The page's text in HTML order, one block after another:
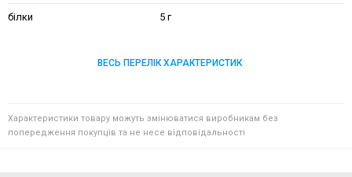
білки 5 г
ВЕСЬ ПЕРЕЛІК ХАРАКТЕРИСТИК
Характеристики товару можуть змінюватися виробникам без
попередження покупців та не несе відповідальності